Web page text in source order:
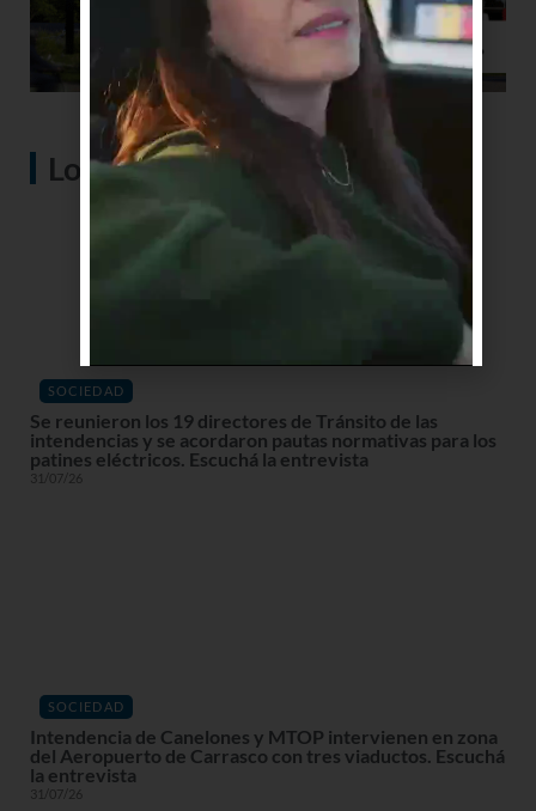
Lo más visto
SOCIEDAD
Se reunieron los 19 directores de Tránsito de las
intendencias y se acordaron pautas normativas para los
patines eléctricos. Escuchá la entrevista
31/07/26
SOCIEDAD
Intendencia de Canelones y MTOP intervienen en zona
del Aeropuerto de Carrasco con tres viaductos. Escuchá
la entrevista
31/07/26